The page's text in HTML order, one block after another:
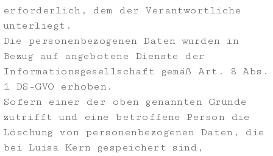
erforderlich, dem der Verantwortliche
unterliegt.
Die personenbezogenen Daten wurden in
Bezug auf angebotene Dienste der
Informationsgesellschaft gemäß Art. 8 Abs.
1 DS-GVO erhoben.
Sofern einer der oben genannten Gründe
zutrifft und eine betroffene Person die
Löschung von personenbezogenen Daten, die
bei Luisa Kern gespeichert sind,